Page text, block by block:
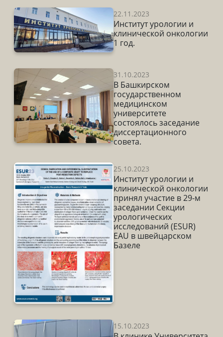
22.11.2023
Институт урологии и
клинической онкологии
1 год.
31.10.2023
В Башкирском
государственном
медицинском
университете
состоялось заседание
диссертационного
совета.
25.10.2023
Институт урологии и
клинической онкологии
принял участие в 29-м
заседании Секции
урологических
исследований (ESUR)
EAU в швейцарском
Базеле
15.10.2023